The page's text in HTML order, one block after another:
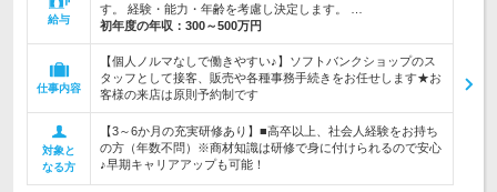
給与
す。 経験・能力・年齢を考慮し決定します。 …
初年度の年収： 300～500万円
仕事内容
【個人ノルマなしで働きやすい♪】ソフトバンクショップのス
タッフとして接客、販売や各種事務手続きをお任せします★お
客様の来店は原則予約制です
対象と
なる方
【3～6か月の充実研修あり】■高卒以上、社会人経験をお持ち
の方（年数不問）※商材知識は研修で身に付けられるので安心
♪早期キャリアアップも可能！